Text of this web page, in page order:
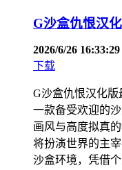
G沙盒仇恨汉
2026/6/26 16:33:29
下载
G沙盒仇恨汉化版
一款备受欢迎的
画风与高度拟真
将扮演世界的主
沙盒环境，凭借